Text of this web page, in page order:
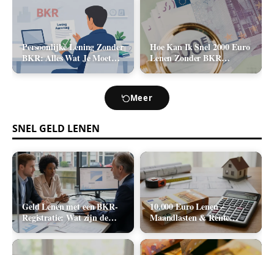
Persoonlijke Lening Zonder
BKR: Alles Wat Je Moet
Hoe Kan Ik Snel 2000 Euro
Lenen Zonder BKR
Toetsing? (De Realistische
Meer
SNEL GELD LENEN
Geld Lenen met een BKR-
Registratie: Wat zijn de
Realistische Mogelijkheden
in Nederland?
10.000 Euro Lenen –
Maandlasten & Rente
Berekenen (2026)